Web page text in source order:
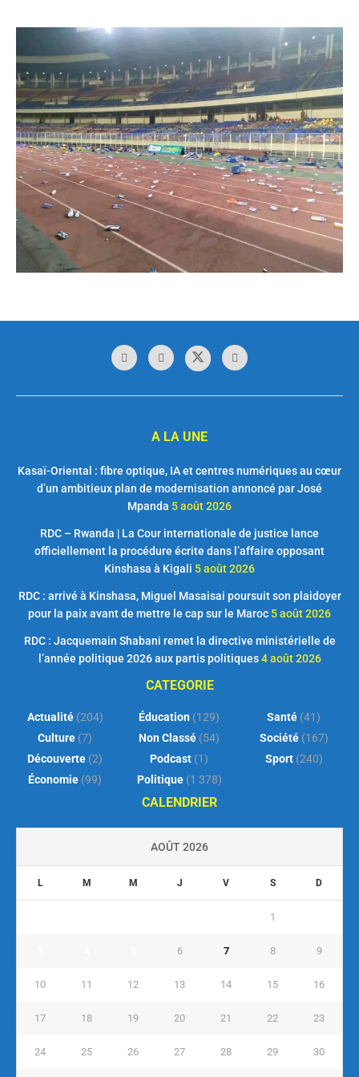
A LA UNE
Kasaï-Oriental : fibre optique, IA et centres numériques au cœur
d’un ambitieux plan de modernisation annoncé par José
Mpanda 5 août 2026
RDC – Rwanda | La Cour internationale de justice lance
officiellement la procédure écrite dans l’affaire opposant
Kinshasa à Kigali 5 août 2026
RDC : arrivé à Kinshasa, Miguel Masaisai poursuit son plaidoyer
pour la paix avant de mettre le cap sur le Maroc 5 août 2026
RDC : Jacquemain Shabani remet la directive ministérielle de
l’année politique 2026 aux partis politiques 4 août 2026
CATEGORIE
Actualité(204)
Culture (7)
Découverte (2)
Économie (99)
Éducation (129)
Non Classé (54)
Podcast (1)
Politique(1 378)
Santé (41)
Société(167)
Sport(240)
CALENDRIER
AOÛT 2026
L M M J V S D
1
6 7 8 9
10 11 12 13 14 15 16
17 18 19 20 21 22 23
24 25 26 27 28 29 30